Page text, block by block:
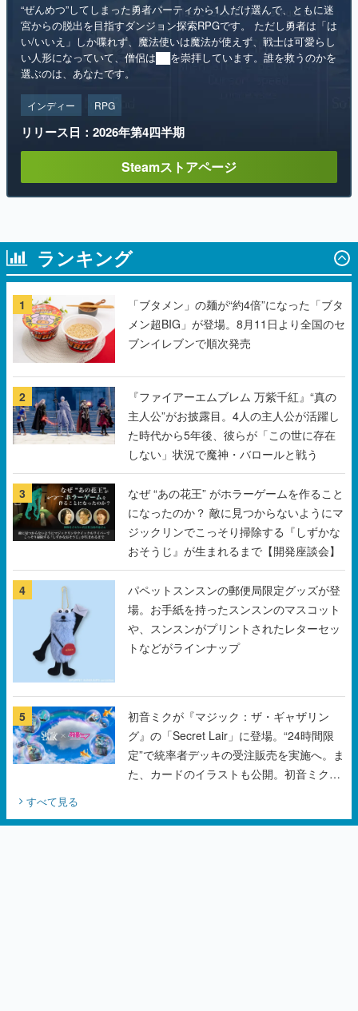
“ぜんめつ”してしまった勇者パーティから1人だけ選んで、ともに迷
宮からの脱出を目指すダンジョン探索RPGです。 ただし勇者は「は
い/いいえ」しか喋れず、魔法使いは魔法が使えず、戦士は可愛らし
い人形になっていて、僧侶は██を崇拝しています。誰を救うのかを
選ぶのは、あなたです。
インディー RPG
リリース日：2026年第4四半期
Steamストアページ
ランキング
1
「ブタメン」の麺が“約4倍”になった「ブタ
メン超BIG」が登場。8月11日より全国のセ
ブンイレブンで順次発売
2
『ファイアーエムブレム 万紫千紅』“真の
主人公”がお披露目。4人の主人公が活躍し
た時代から5年後、彼らが「この世に存在
しない」状況で魔神・バロールと戦う
3
なぜ “あの花王” がホラーゲームを作ること
になったのか？ 敵に見つからないようにマ
ジックリンでこっそり掃除する『しずかな
おそうじ』が生まれるまで【開発座談会】
4
パペットスンスンの郵便局限定グッズが登
場。お手紙を持ったスンスンのマスコット
や、スンスンがプリントされたレターセッ
トなどがラインナップ
5
初音ミクが『マジック：ザ・ギャザリン
グ』の「Secret Lair」に登場。“24時間限
定”で統率者デッキの受注販売を実施へ。ま
た、カードのイラストも公開。初音ミクの
すべて見る